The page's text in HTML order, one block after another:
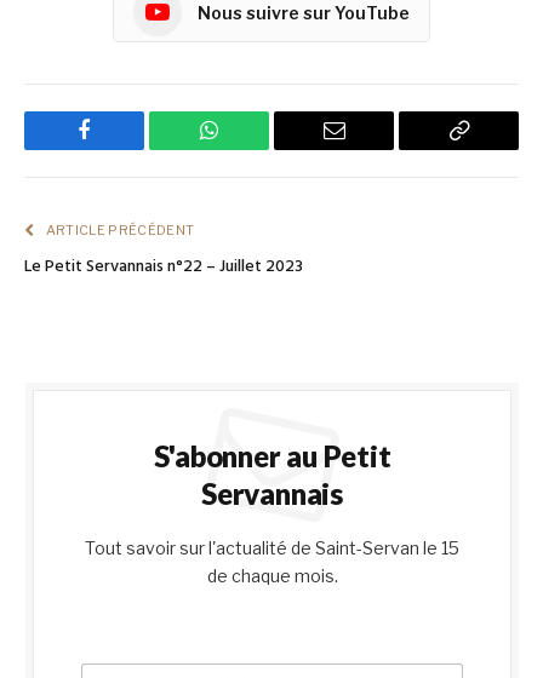
Nous suivre sur YouTube
Facebook WhatsApp Email
Copy
ARTICLE PRÉCÉDENT
Le Petit Servannais n°22 – Juillet 2023
S'abonner au Petit
Servannais
Tout savoir sur l'actualité de Saint-Servan le 15
de chaque mois.